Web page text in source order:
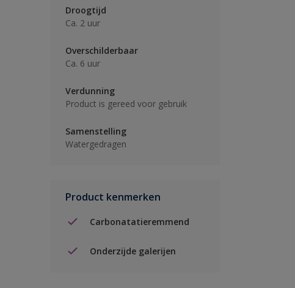
Droogtijd
Ca. 2 uur
Overschilderbaar
Ca. 6 uur
Verdunning
Product is gereed voor gebruik
Samenstelling
Watergedragen
Product kenmerken
Carbonatatieremmend
Onderzijde galerijen